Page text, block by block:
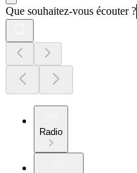
Que souhaitez-vous écouter ?
Radio